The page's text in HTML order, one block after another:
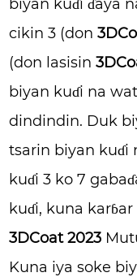
biyan kuɗi ɗaya
cikin 3 (don
(don lasisin
biyan kuɗi na
dindindin. Duk
tsarin biyan kuɗi
kuɗi 3 ko 7
kuɗi, kuna
3DCoat 2023
Kuna iya soke